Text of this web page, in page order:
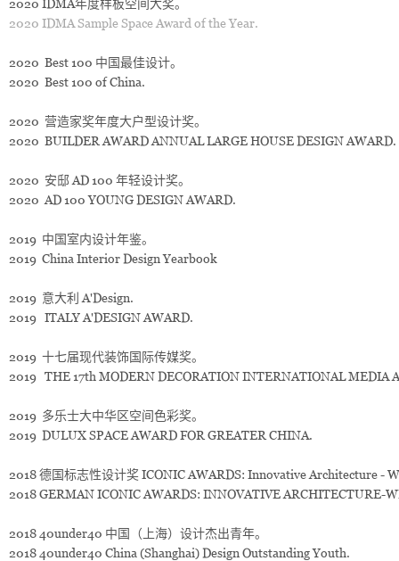
2020 IDMA年度样板空间大奖。
2020 IDMA Sample Space Award of the Year.
2020 Best 100 中国最佳设计。
2020 Best 100 of China.
2020 营造家奖年度大户型设计奖。
2020 BUILDER AWARD ANNUAL LARGE HOUSE DESIGN AWARD.
2020 安邸 AD 100 年轻设计奖。
2020 AD 100 YOUNG DESIGN AWARD.
2019 中国室内设计年鉴。
2019 China Interior Design Yearbook
2019 意大利 A'Design.
2019 ITALY A'DESIGN AWARD.
2019 十七届现代装饰国际传媒奖。
2019 THE 17th MODERN DECORATION INTERNATIONAL MEDIA
2019 多乐士大中华区空间色彩奖。
2019 DULUX SPACE AWARD FOR GREATER CHINA.
2018 德国标志性设计奖 ICONIC AWARDS: Innovative Architecture -
2018 GERMAN ICONIC AWARDS: INNOVATIVE ARCHITECTURE-
2018 40under40 中国（上海）设计杰出青年。
2018 40under40 China (Shanghai) Design Outstanding Youth.